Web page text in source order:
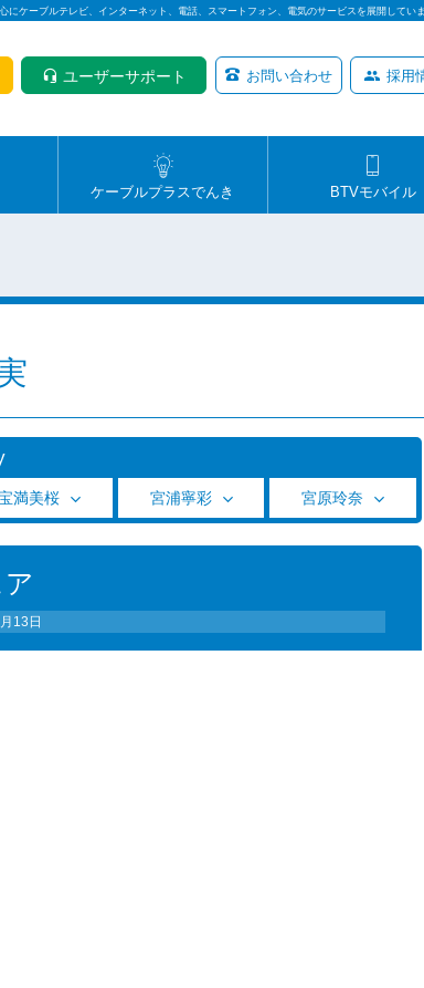
にケーブルテレビ、インターネット、電話、スマートフォン、電気のサービスを展開していま
ユーザーサポート お問い合わせ 採用
ケーブルプラスでんき BTVモバイル
満美桜 宮浦寧彩 宮原玲奈
13日